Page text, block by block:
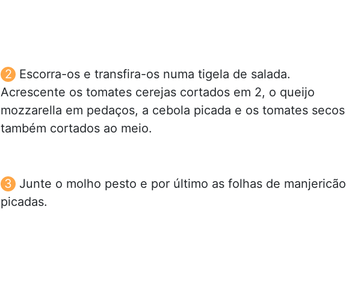
Escorra-os e transfira-os numa tigela de salada.
Acrescente os tomates cerejas cortados em 2, o queijo
mozzarella em pedaços, a cebola picada e os tomates secos
também cortados ao meio.
Junte o molho pesto e por último as folhas de manjericão
picadas.